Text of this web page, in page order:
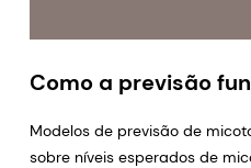
Como a previsão
Modelos de previsão de
sobre níveis esperados de